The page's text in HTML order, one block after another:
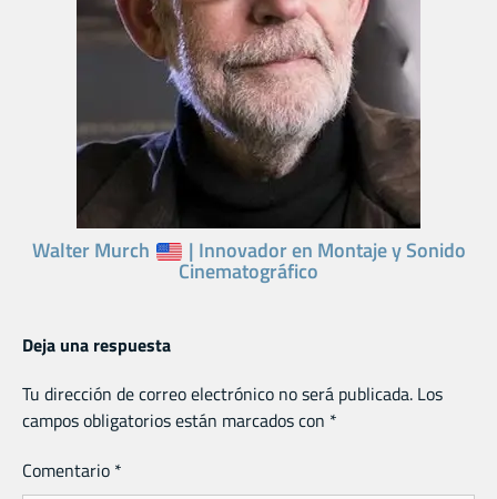
Walter Murch | Innovador en Montaje y Sonido
Cinematográfico
Deja una respuesta
Tu dirección de correo electrónico no será publicada. Los
campos obligatorios están marcados con *
Comentario *